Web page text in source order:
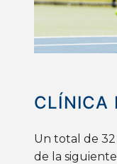
CLÍNICA
Un total de
de la